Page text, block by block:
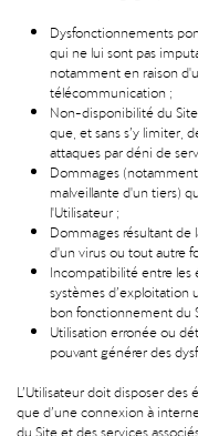
Dysfonctionnements
qui ne lui sont pas
notamment en raison
télécommunication ;
Non-disponibilité du
que, et sans s’y limiter,
attaques par déni de
Dommages
malveillante d'un tiers)
l'Utilisateur ;
Dommages résultant de
d'un virus ou tout autre
Incompatibilité entre les
systèmes d’exploitation
bon fonctionnement du
Utilisation erronée ou
pouvant générer des
L’Utilisateur doit disposer
que d’une connexion à
du Site et des services